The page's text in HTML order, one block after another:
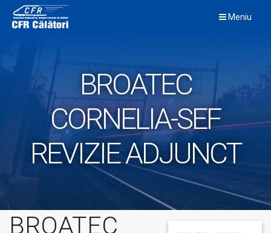
content
Meniu
BROATEC
CORNELIA-SEF
REVIZIE ADJUNCT
BROATEC